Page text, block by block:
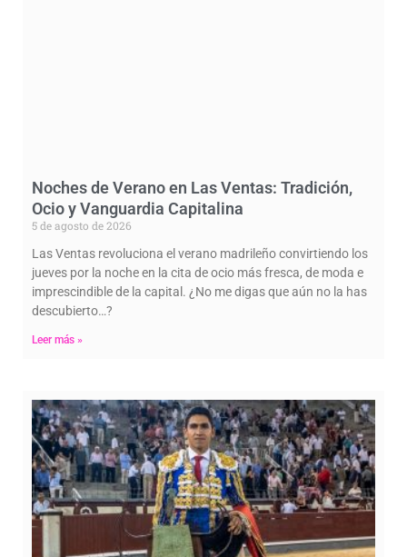
Noches de Verano en Las Ventas: Tradición,
Ocio y Vanguardia Capitalina
5 de agosto de 2026
Las Ventas revoluciona el verano madrileño convirtiendo los
jueves por la noche en la cita de ocio más fresca, de moda e
imprescindible de la capital. ¿No me digas que aún no la has
descubierto…?
Leer más »